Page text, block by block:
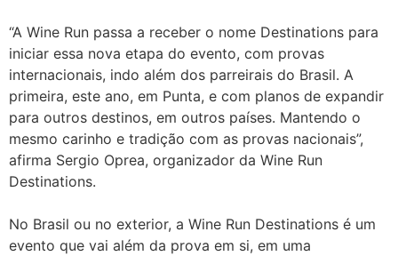
“A Wine Run passa a receber o nome Destinations para
iniciar essa nova etapa do evento, com provas
internacionais, indo além dos parreirais do Brasil. A
primeira, este ano, em Punta, e com planos de expandir
para outros destinos, em outros países. Mantendo o
mesmo carinho e tradição com as provas nacionais”,
afirma Sergio Oprea, organizador da Wine Run
Destinations.
No Brasil ou no exterior, a Wine Run Destinations é um
evento que vai além da prova em si, em uma